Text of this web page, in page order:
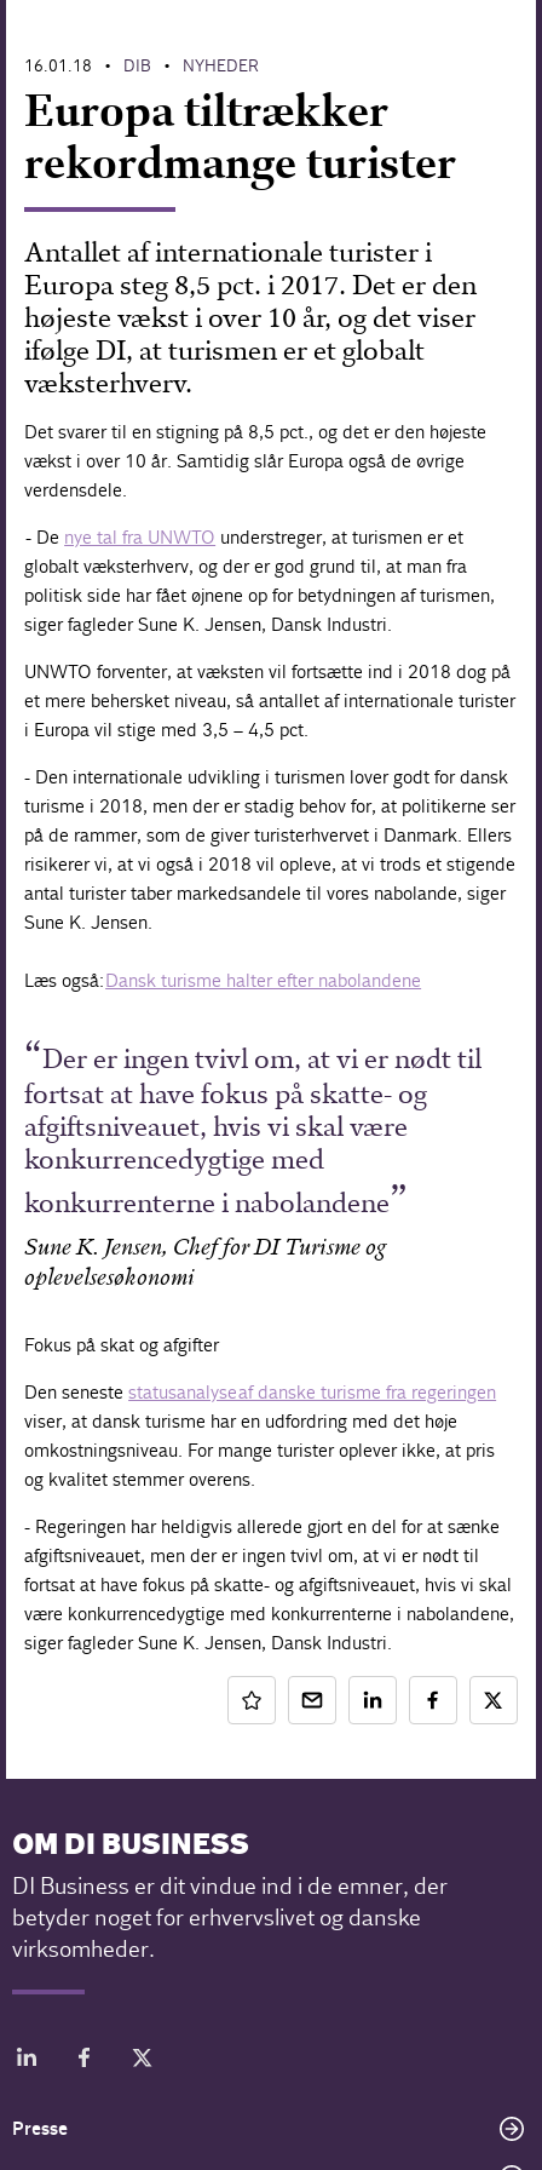
16.01.18 • DIB • NYHEDER
Europa tiltrækker
rekordmange turister
Antallet af internationale turister i
Europa steg 8,5 pct. i 2017. Det er den
højeste vækst i over 10 år, og det viser
ifølge DI, at turismen er et globalt
væksterhverv.
Det svarer til en stigning på 8,5 pct., og det er den højeste
vækst i over 10 år. Samtidig slår Europa også de øvrige
verdensdele.
- De nye tal fra UNWTO understreger, at turismen er et
globalt væksterhverv, og der er god grund til, at man fra
politisk side har fået øjnene op for betydningen af turismen,
siger fagleder Sune K. Jensen, Dansk Industri.
UNWTO forventer, at væksten vil fortsætte ind i 2018 dog på
et mere behersket niveau, så antallet af internationale turister
i Europa vil stige med 3,5 – 4,5 pct.
- Den internationale udvikling i turismen lover godt for dansk
turisme i 2018, men der er stadig behov for, at politikerne ser
på de rammer, som de giver turisterhvervet i Danmark. Ellers
risikerer vi, at vi også i 2018 vil opleve, at vi trods et stigende
antal turister taber markedsandele til vores nabolande, siger
Sune K. Jensen.
Læs også:Dansk turisme halter efter nabolandene
Der er ingen tvivl om, at vi er nødt til
fortsat at have fokus på skatte- og
afgiftsniveauet, hvis vi skal være
konkurrencedygtige med
konkurrenterne i nabolandene
Sune K. Jensen, Chef for DI Turisme og
oplevelsesøkonomi
Fokus på skat og afgifter
Den senestestatusanalyse af danske turisme fra regeringen
viser, at dansk turisme har en udfordring med det høje
omkostningsniveau. For mange turister oplever ikke, at pris
og kvalitet stemmer overens.
- Regeringen har heldigvis allerede gjort en del for at sænke
afgiftsniveauet, men der er ingen tvivl om, at vi er nødt til
fortsat at have fokus på skatte- og afgiftsniveauet, hvis vi skal
være konkurrencedygtige med konkurrenterne i nabolandene,
siger fagleder Sune K. Jensen, Dansk Industri.
OM DI BUSINESS
DI Business er dit vindue ind i de emner, der
betyder noget for erhvervslivet og danske
virksomheder.
Presse